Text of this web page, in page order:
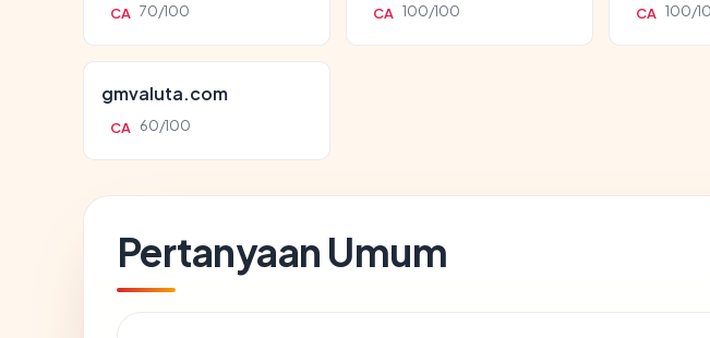
CA 70/100 CA 100/100 CA 100/
gmvaluta.com
CA 60/100
Pertanyaan Umum